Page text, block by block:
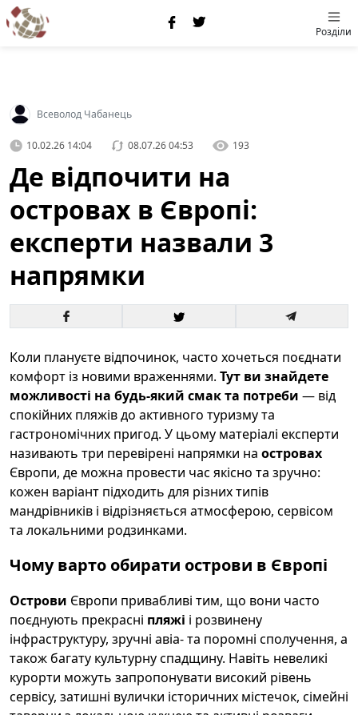
Розділи
Всеволод Чабанець
10.02.26 14:04 08.07.26 04:53 193
Де відпочити на
островах в Європі:
експерти назвали 3
напрямки
Коли плануєте відпочинок, часто хочеться поєднати
комфорт із новими враженнями. Тут ви знайдете
можливості на будь-який смак та потреби — від
спокійних пляжів до активного туризму та
гастрономічних пригод. У цьому матеріалі експерти
називають три перевірені напрямки на островах
Європи, де можна провести час якісно та зручно:
кожен варіант підходить для різних типів
мандрівників і відрізняється атмосферою, сервісом
та локальними родзинками.
Чому варто обирати острови в Європі
Острови Європи привабливі тим, що вони часто
поєднують прекрасні пляжі і розвинену
інфраструктуру, зручні авіа- та поромні сполучення, а
також багату культурну спадщину. Навіть невеликі
курорти можуть запропонувати високий рівень
сервісу, затишні вулички історичних містечок, сімейні